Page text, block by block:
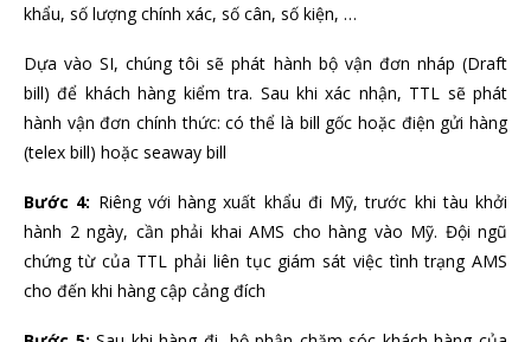
khẩu, số lượng chính xác, số cân, số kiện, …
Dựa vào SI, chúng tôi sẽ phát hành bộ vận đơn nháp (Draft
bill) để khách hàng kiểm tra. Sau khi xác nhận, TTL sẽ phát
hành vận đơn chính thức: có thể là bill gốc hoặc điện gửi hàng
(telex bill) hoặc seaway bill
Bước 4: Riêng với hàng xuất khẩu đi Mỹ, trước khi tàu khởi
hành 2 ngày, cần phải khai AMS cho hàng vào Mỹ. Đội ngũ
chứng từ của TTL phải liên tục giám sát việc tình trạng AMS
cho đến khi hàng cập cảng đích